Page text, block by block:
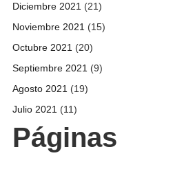
Diciembre 2021 (21)
Noviembre 2021 (15)
Octubre 2021 (20)
Septiembre 2021 (9)
Agosto 2021 (19)
Julio 2021 (11)
Páginas